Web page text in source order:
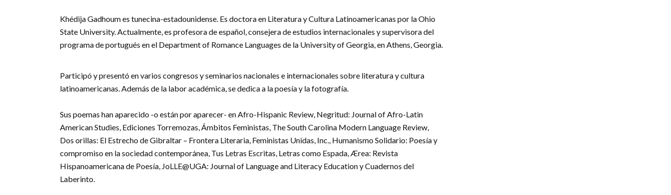
Khédija Gadhoum es tunecina-estadounidense. Es doctora en Literatura y Cultura Latinoamericanas por la Ohio
State University. Actualmente, es profesora de español, consejera de estudios internacionales y supervisora del
programa de portugués en el Department of Romance Languages de la University of Georgia, en Athens, Georgia.
Participó y presentó en varios congresos y seminarios nacionales e internacionales sobre literatura y cultura
latinoamericanas. Además de la labor académica, se dedica a la poesía y la fotografía.
Sus poemas han aparecido -o están por aparecer- en Afro-Hispanic Review, Negritud: Journal of Afro-Latin
American Studies, Ediciones Torremozas, Ámbitos Feministas, The South Carolina Modern Language Review,
Dos orillas: El Estrecho de Gibraltar – Frontera Literaria, Feministas Unidas, Inc., Humanismo Solidario: Poesía y
compromiso en la sociedad contemporánea, Tus Letras Escritas, Letras como Espada, Ærea: Revista
Hispanoamericana de Poesía, JoLLE@UGA: Journal of Language and Literacy Education y Cuadernos del
Laberinto.